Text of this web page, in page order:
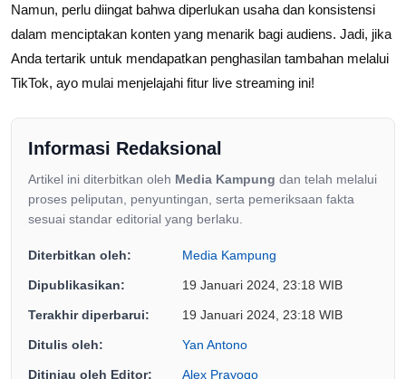
Namun, perlu diingat bahwa diperlukan usaha dan konsistensi
dalam menciptakan konten yang menarik bagi audiens. Jadi, jika
Anda tertarik untuk mendapatkan penghasilan tambahan melalui
TikTok, ayo mulai menjelajahi fitur live streaming ini!
Informasi Redaksional
Artikel ini diterbitkan oleh Media Kampung dan telah melalui
proses peliputan, penyuntingan, serta pemeriksaan fakta
sesuai standar editorial yang berlaku.
Diterbitkan oleh: Media Kampung
Dipublikasikan: 19 Januari 2024, 23:18 WIB
Terakhir diperbarui: 19 Januari 2024, 23:18 WIB
Ditulis oleh: Yan Antono
Ditinjau oleh Editor: Alex Prayogo